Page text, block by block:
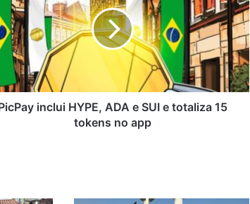
inclui HYPE, ADA e SUI e totaliza 15
tokens no app